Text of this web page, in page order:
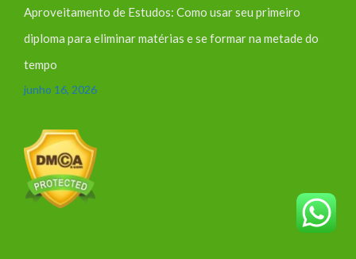
Aproveitamento de Estudos: Como usar seu primeiro
diploma para eliminar matérias e se formar na metade do
tempo
junho 16, 2026